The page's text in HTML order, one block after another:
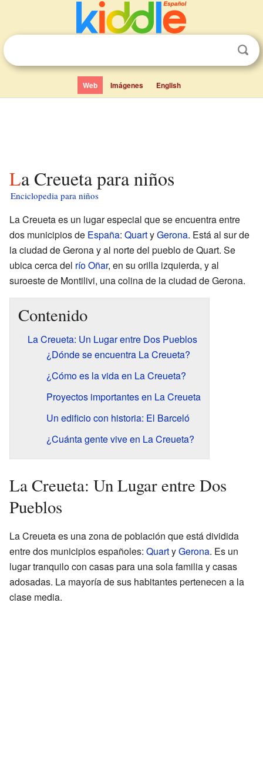
Web Imágenes English
La Creueta para niños
Enciclopedia para niños
La Creueta es un lugar especial que se encuentra entre
dos municipios de España: QuartyGerona. Está al sur de
la ciudad de Gerona y al norte del pueblo de Quart. Se
ubica cerca del río Oñar, en su orilla izquierda, y al
suroeste de Montilivi, una colina de la ciudad de Gerona.
Contenido
La Creueta: Un Lugar entre Dos Pueblos
¿Dónde se encuentra La Creueta?
¿Cómo es la vida en La Creueta?
Proyectos importantes en La Creueta
Un edificio con historia: El Barceló
¿Cuánta gente vive en La Creueta?
La Creueta: Un Lugar entre Dos
Pueblos
La Creueta es una zona de población que está dividida
entre dos municipios españoles: QuartyGerona. Es un
lugar tranquilo con casas para una sola familia y casas
adosadas. La mayoría de sus habitantes pertenecen a la
clase media.